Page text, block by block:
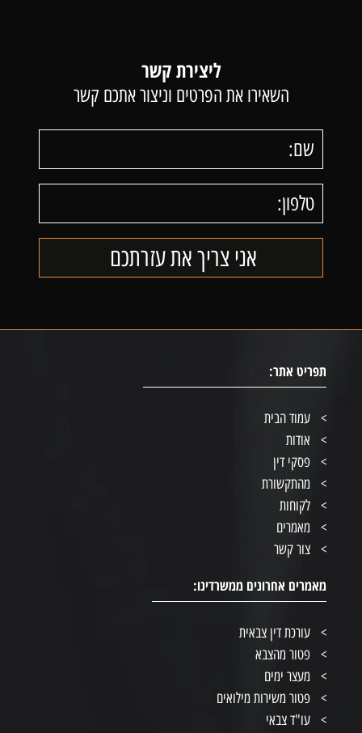
ליצירת קשר
השאירו את הפרטים וניצור אתכם קשר
תפריט אתר:
עמוד הבית
אודות
פסקי דין
מהתקשורת
לקוחות
מאמרים
צור קשר
מאמרים אחרונים ממשרדינו:
עורכת דין צבאית
פטור מהצבא
מעצר ימים
פטור משירות מילואים
עו"ד צבאי